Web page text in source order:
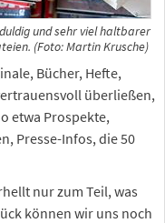
und sehr viel haltbarer
(Foto: Martin Krusche)
Bücher, Hefte,
überließen,
etwa Prospekte,
Presse-Infos, die 50
nur zum Teil, was
können wir uns noch